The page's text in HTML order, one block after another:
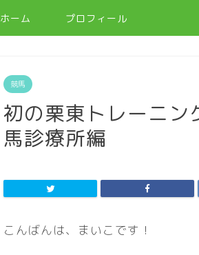
ホーム プロフィール
競馬
初の栗東トレーニン
馬診療所編
こんばんは、まいこです！